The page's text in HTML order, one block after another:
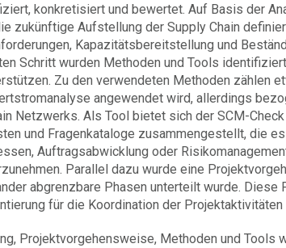
konkretisiert und bewertet. Auf Basis der
zukünftige Aufstellung der Supply Chain
Kapazitätsbereitstellung und
Schritt wurden Methoden und Tools
Zu den verwendeten Methoden zählen
angewendet wird, allerdings
Netzwerks. Als Tool bietet sich der SCM-
und Fragenkataloge zusammengestellt, die
Auftragsabwicklung oder
Parallel dazu wurde eine
abgrenzbare Phasen unterteilt wurde.
für die Koordination der
Projektvorgehensweise, Methoden und Tools